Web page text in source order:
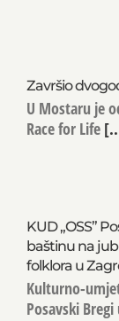
Završio
U Mostaru je
Race for Life
KUD „OSS”
baštinu na
folklora u
Kulturno-
Posavski